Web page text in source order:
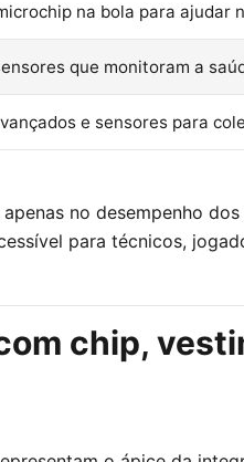
na bola para ajudar
que monitoram a
e sensores para
no desempenho
para técnicos,
chip,